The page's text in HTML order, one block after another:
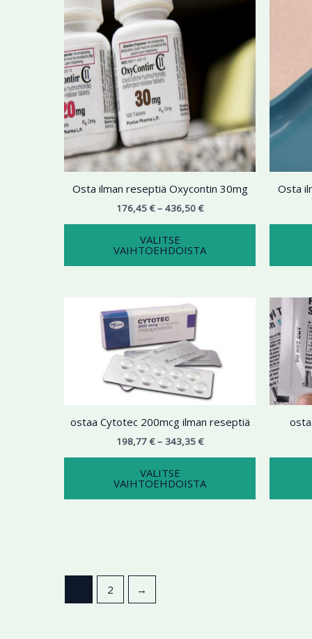
Osta ilman reseptiä Oxycontin 30mg
176,45€ – 436,50€
VALITSE
VAIHTOEHDOISTA
useampi
tehdä
valinnat
tuotteen
sivulla.
Osta
ostaa Cytotec 200mcg ilman reseptiä
198,77€ – 343,35€
VALITSE
VAIHTOEHDOISTA
Tällä
tuotteella
useampi
muunnelma.
Voit
tehdä
valinnat
sivulla.
2 →